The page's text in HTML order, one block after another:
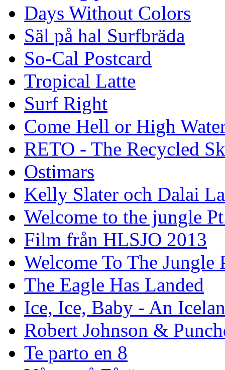
Days Without Colors
Säl på hal Surfbräda
So-Cal Postcard
Tropical Latte
Surf Right
Come Hell or High
RETO - The Recycled
Ostimars
Kelly Slater och Dalai
Welcome to the jungle
Film från HLSJO 2013
Welcome To The Jungle
The Eagle Has Landed
Ice, Ice, Baby - An
Robert Johnson &
Te parto en 8